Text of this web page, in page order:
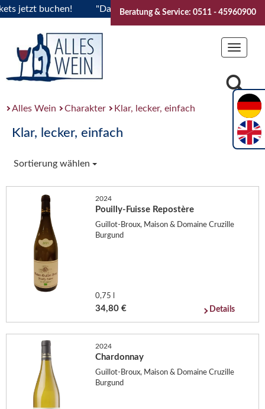
jetzt buchen! "Das Sommerfest 2026" Vive la
Beratung & Service: 0511 - 45960900
Toggle
Alles Wein Charakter Klar, lecker, einfach
Klar, lecker, einfach
Sortierung wählen
2024
Pouilly-Fuisse Repostère
Guillot-Broux, Maison & Domaine Cruzille
Burgund
0,75 l
34,80 € Details
2024
Chardonnay
Guillot-Broux, Maison & Domaine Cruzille
Burgund